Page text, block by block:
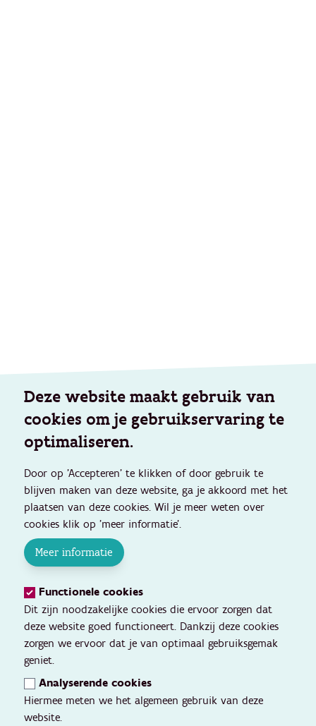
Deze website maakt gebruik van
cookies om je gebruikservaring te
optimaliseren.
Door op 'Accepteren' te klikken of door gebruik te
blijven maken van deze website, ga je akkoord met het
plaatsen van deze cookies. Wil je meer weten over
cookies klik op 'meer informatie'.
Meer informatie
Functionele cookies
Dit zijn noodzakelijke cookies die ervoor zorgen dat
deze website goed functioneert. Dankzij deze cookies
zorgen we ervoor dat je van optimaal gebruiksgemak
geniet.
Analyserende cookies
Hiermee meten we het algemeen gebruik van deze
website.